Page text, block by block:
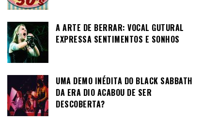
A ARTE DE BERRAR: VOCAL GUTURAL
EXPRESSA SENTIMENTOS E SONHOS
UMA DEMO INÉDITA DO BLACK SABBATH
DA ERA DIO ACABOU DE SER
DESCOBERTA?